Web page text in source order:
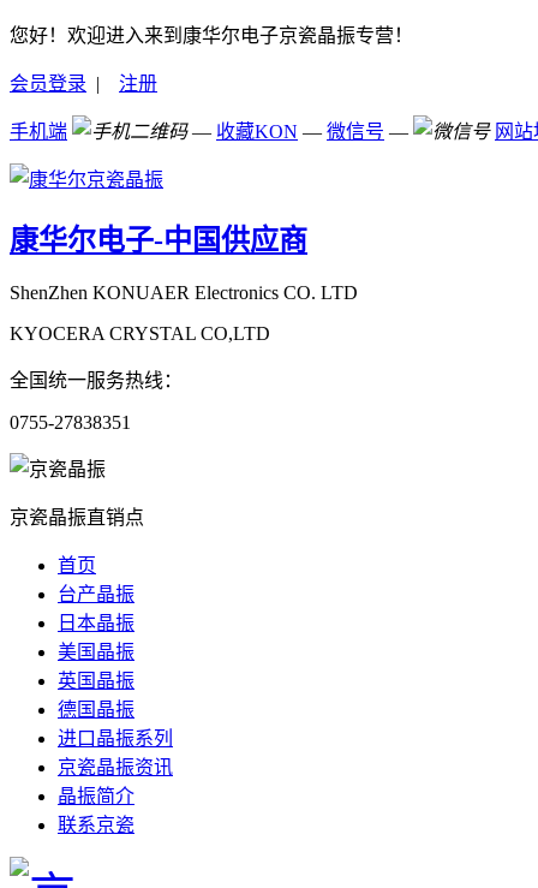
您好！欢迎进入来到康华尔电子京瓷晶振专营！
会员登录 | 注册
手机端 — 收藏KON — 微信号 — 网
康华尔电子-中国供应商
ShenZhen KONUAER Electronics CO. LTD
KYOCERA CRYSTAL CO,LTD
全国统一服务热线：
0755-27838351
京瓷晶振直销点
首页
台产晶振
日本晶振
美国晶振
英国晶振
德国晶振
进口晶振系列
京瓷晶振资讯
晶振简介
联系京瓷